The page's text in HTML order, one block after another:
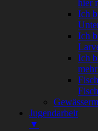
hier
Ich
Ich
Ich
Jugendarbeit
▼